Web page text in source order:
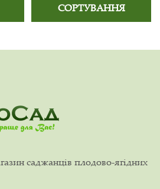
СОРТУВАННЯ
саджанців плодово-ягідних